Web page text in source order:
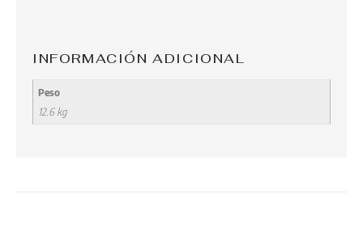
INFORMACIÓN ADICIONAL
Peso
12.6 kg